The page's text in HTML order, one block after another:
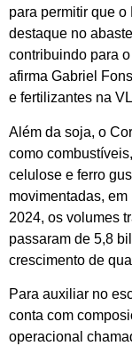
para permitir que
destaque no
contribuindo para
afirma Gabriel
e fertilizantes na
Além da soja, o
como
celulose e ferro
movimentadas,
2024, os volumes
passaram de 5,8
crescimento de
Para auxiliar no
conta com
operacional